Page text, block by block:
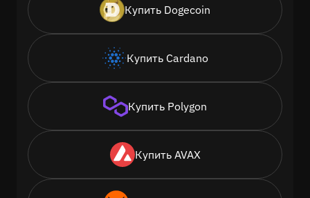
Купить Dogecoin
Купить Cardano
Купить Polygon
Купить AVAX